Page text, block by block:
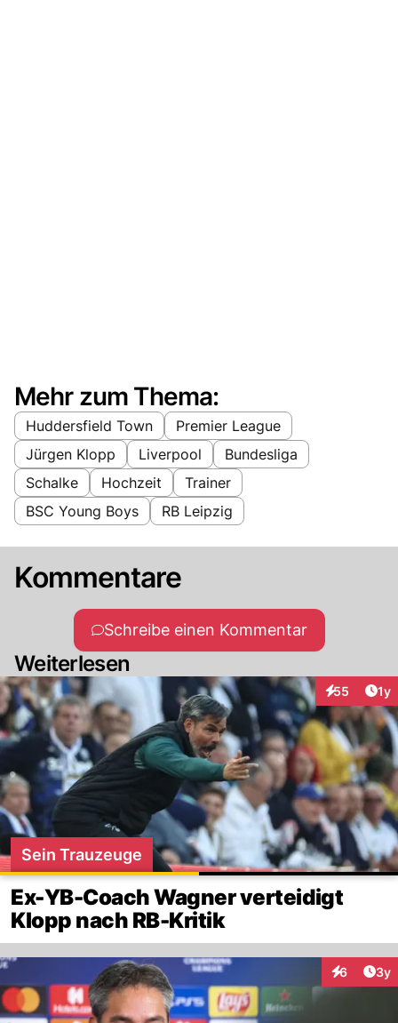
Mehr zum Thema:
Huddersfield Town
Premier League
Jürgen Klopp
Liverpool
Bundesliga
Schalke
Hochzeit
Trainer
BSC Young Boys
RB Leipzig
Kommentare
Schreibe einen Kommentar
Weiterlesen
55 1y
Sein Trauzeuge
Ex-YB-Coach Wagner verteidigt
Klopp nach RB-Kritik
6 3y